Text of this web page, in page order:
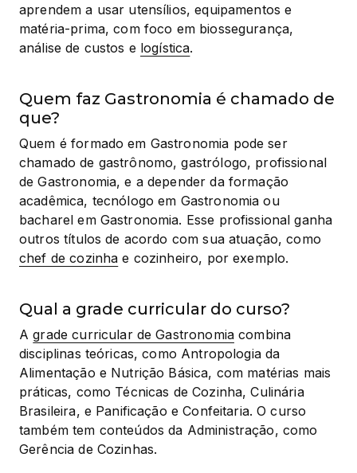
aprendem a usar utensílios, equipamentos e
matéria-prima, com foco em biossegurança,
análise de custos e logística.
Quem faz Gastronomia é chamado de
que?
Quem é formado em Gastronomia pode ser
chamado de gastrônomo, gastrólogo, profissional
de Gastronomia, e a depender da formação
acadêmica, tecnólogo em Gastronomia ou
bacharel em Gastronomia. Esse profissional ganha
chef de cozinha e cozinheiro, por exemplo.
Qual a grade curricular do curso?
A grade curricular de Gastronomia combina
disciplinas teóricas, como Antropologia da
Alimentação e Nutrição Básica, com matérias mais
práticas, como Técnicas de Cozinha, Culinária
Brasileira, e Panificação e Confeitaria. O curso
também tem conteúdos da Administração, como
Gerência de Cozinhas.